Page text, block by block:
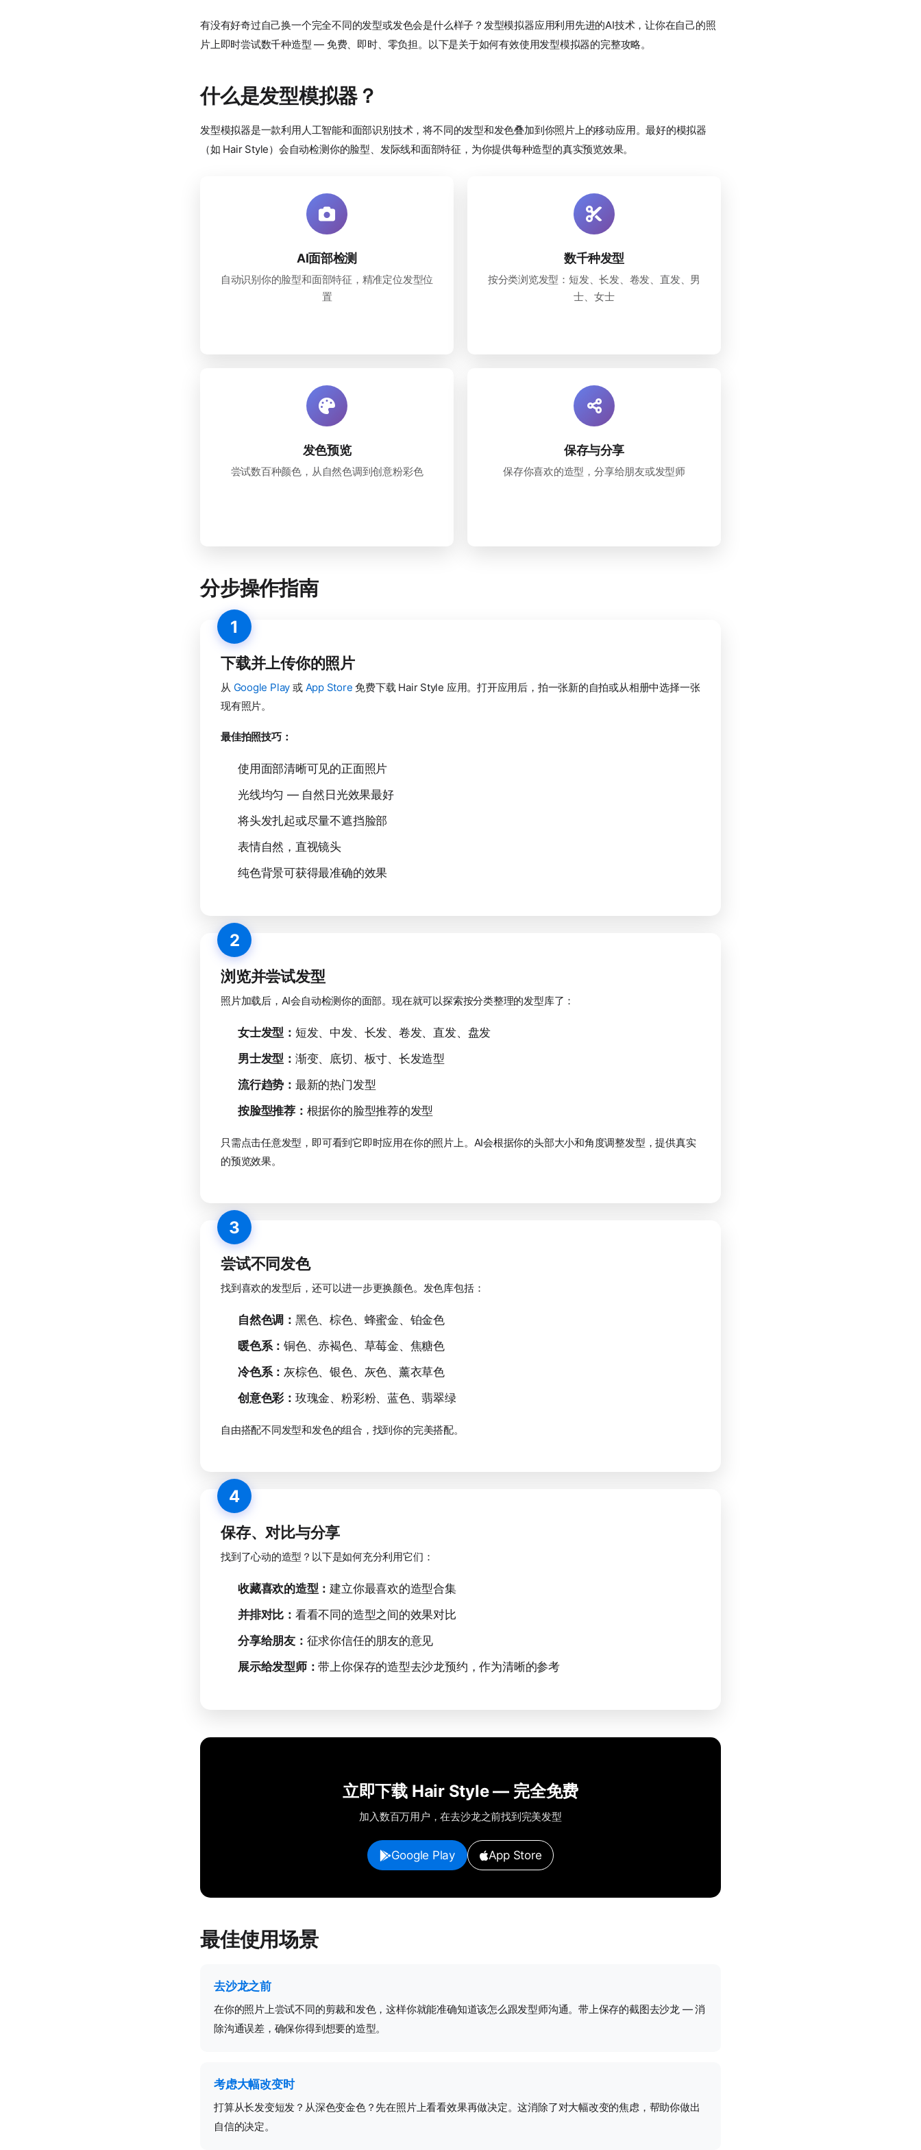
有没有好奇过自己换一个完全不同的发型或发色会是什么样子？发型模拟器应用利用先进的AI技术，让你在自己的照
片上即时尝试数千种造型 — 免费、即时、零负担。以下是关于如何有效使用发型模拟器的完整攻略。
什么是发型模拟器？
发型模拟器是一款利用人工智能和面部识别技术，将不同的发型和发色叠加到你照片上的移动应用。最好的模拟器
（如 Hair Style）会自动检测你的脸型、发际线和面部特征，为你提供每种造型的真实预览效果。
AI面部检测
自动识别你的脸型和面部特征，精准定位发型位
置
数千种发型
按分类浏览发型：短发、长发、卷发、直发、男
士、女士
发色预览
尝试数百种颜色，从自然色调到创意粉彩色
保存与分享
保存你喜欢的造型，分享给朋友或发型师
分步操作指南
1
下载并上传你的照片
从 Google Play 或 App Store 免费下载 Hair Style 应用。打开应用后，拍一张新的自拍或从相册中选择一张
现有照片。
最佳拍照技巧：
使用面部清晰可见的正面照片
光线均匀 — 自然日光效果最好
将头发扎起或尽量不遮挡脸部
表情自然，直视镜头
纯色背景可获得最准确的效果
2
浏览并尝试发型
照片加载后，AI会自动检测你的面部。现在就可以探索按分类整理的发型库了：
女士发型： 短发、中发、长发、卷发、直发、盘发
男士发型： 渐变、底切、板寸、长发造型
流行趋势： 最新的热门发型
按脸型推荐： 根据你的脸型推荐的发型
只需点击任意发型，即可看到它即时应用在你的照片上。AI会根据你的头部大小和角度调整发型，提供真实
的预览效果。
3
尝试不同发色
找到喜欢的发型后，还可以进一步更换颜色。发色库包括：
自然色调： 黑色、棕色、蜂蜜金、铂金色
暖色系：铜色、赤褐色、草莓金、焦糖色
冷色系： 灰棕色、银色、灰色、薰衣草色
创意色彩： 玫瑰金、粉彩粉、蓝色、翡翠绿
自由搭配不同发型和发色的组合，找到你的完美搭配。
4
保存、对比与分享
找到了心动的造型？以下是如何充分利用它们：
收藏喜欢的造型：建立你最喜欢的造型合集
并排对比： 看看不同的造型之间的效果对比
分享给朋友： 征求你信任的朋友的意见
展示给发型师：带上你保存的造型去沙龙预约，作为清晰的参考
立即下载 Hair Style — 完全免费
加入数百万用户，在去沙龙之前找到完美发型
Google Play App Store
最佳使用场景
去沙龙之前
在你的照片上尝试不同的剪裁和发色，这样你就能准确知道该怎么跟发型师沟通。带上保存的截图去沙龙 — 消
除沟通误差，确保你得到想要的造型。
考虑大幅改变时
打算从长发变短发？从深色变金色？先在照片上看看效果再做决定。这消除了对大幅改变的焦虑，帮助你做出
自信的决定。